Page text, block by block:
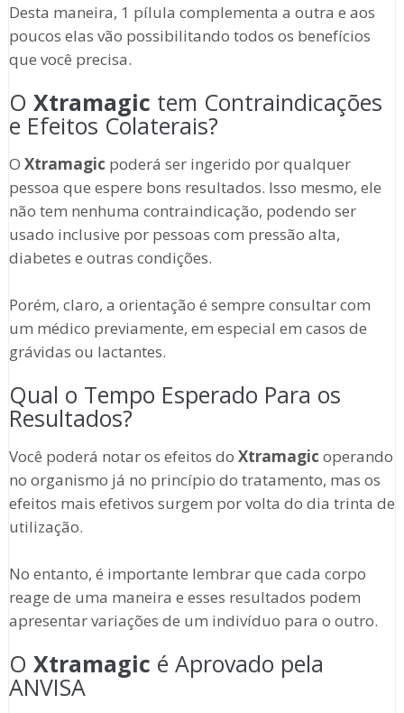
Desta maneira, 1 pílula complementa a outra e aos
poucos elas vão possibilitando todos os benefícios
que você precisa.
O Xtramagic tem Contraindicações
e Efeitos Colaterais?
O Xtramagic poderá ser ingerido por qualquer
pessoa que espere bons resultados. Isso mesmo, ele
não tem nenhuma contraindicação, podendo ser
usado inclusive por pessoas com pressão alta,
diabetes e outras condições.
Porém, claro, a orientação é sempre consultar com
um médico previamente, em especial em casos de
grávidas ou lactantes.
Qual o Tempo Esperado Para os
Resultados?
Você poderá notar os efeitos do Xtramagic operando
no organismo já no princípio do tratamento, mas os
efeitos mais efetivos surgem por volta do dia trinta de
utilização.
No entanto, é importante lembrar que cada corpo
reage de uma maneira e esses resultados podem
apresentar variações de um indivíduo para o outro.
O Xtramagic é Aprovado pela
ANVISA